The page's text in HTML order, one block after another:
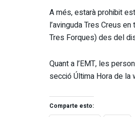
A més, estarà prohibit
l’avinguda Tres Creus
Tres Forques) des del
Quant a l’EMT, les
secció Última Hora de la
Comparte esto: